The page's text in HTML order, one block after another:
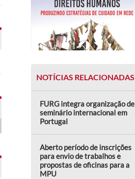
NOTÍCIAS RELACIONADAS
FURG integra organização de
seminário internacional em
Portugal
Aberto período de inscrições
para envio de trabalhos e
propostas de oficinas para a
MPU